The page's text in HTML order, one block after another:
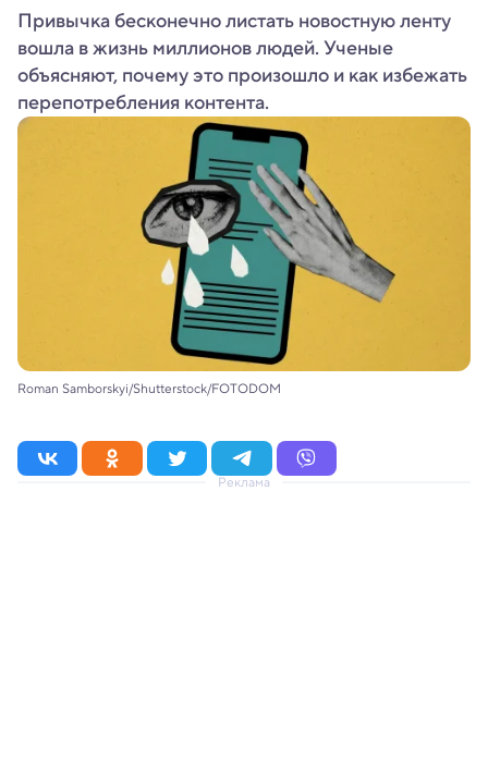
Привычка бесконечно листать новостную ленту
вошла в жизнь миллионов людей. Ученые
объясняют, почему это произошло и как избежать
перепотребления контента.
Roman Samborskyi/Shutterstock/FOTODOM
Реклама